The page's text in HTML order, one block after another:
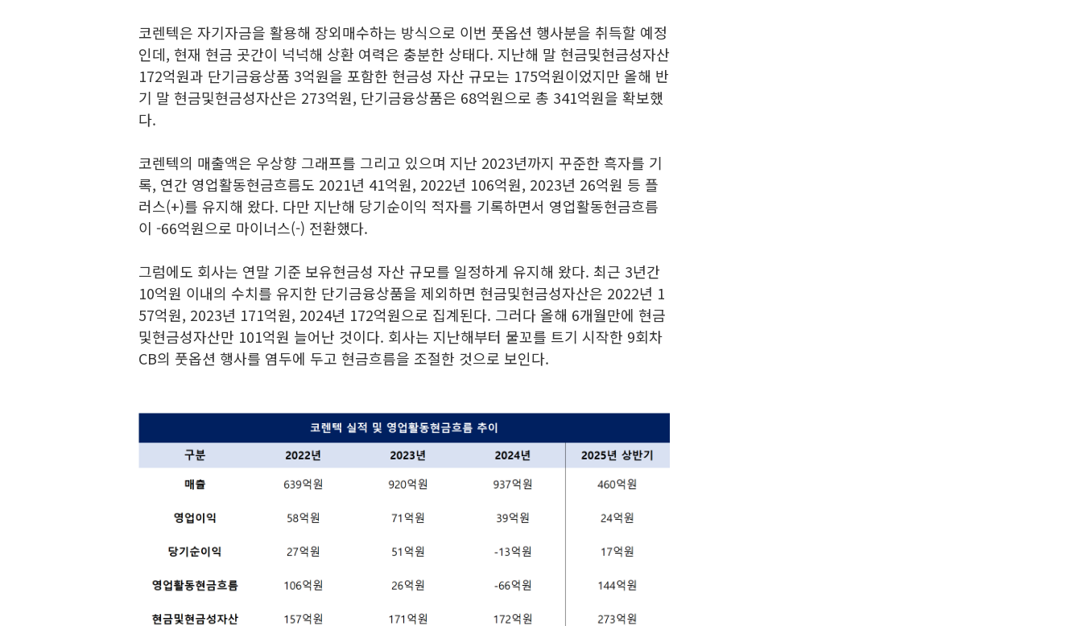
코렌텍은 자기자금을 활용해 장외매수하는 방식으로 이번 풋옵션 행사분을 취득할 예정
인데, 현재 현금 곳간이 넉넉해 상환 여력은 충분한 상태다. 지난해 말 현금및현금성자산
172억원과 단기금융상품 3억원을 포함한 현금성 자산 규모는 175억원이었지만 올해 반
기 말 현금및현금성자산은 273억원, 단기금융상품은 68억원으로 총 341억원을 확보했
다.
코렌텍의 매출액은 우상향 그래프를 그리고 있으며 지난 2023년까지 꾸준한 흑자를 기
록, 연간 영업활동현금흐름도 2021년 41억원, 2022년 106억원, 2023년 26억원 등 플
러스(+)를 유지해 왔다. 다만 지난해 당기순이익 적자를 기록하면서 영업활동현금흐름
이 -66억원으로 마이너스(-) 전환했다.
그럼에도 회사는 연말 기준 보유현금성 자산 규모를 일정하게 유지해 왔다. 최근 3년간
10억원 이내의 수치를 유지한 단기금융상품을 제외하면 현금및현금성자산은 2022년 1
57억원, 2023년 171억원, 2024년 172억원으로 집계된다. 그러다 올해 6개월만에 현금
및현금성자산만 101억원 늘어난 것이다. 회사는 지난해부터 물꼬를 트기 시작한 9회차
CB의 풋옵션 행사를 염두에 두고 현금흐름을 조절한 것으로 보인다.